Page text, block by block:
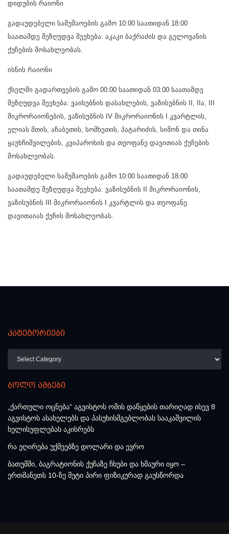
დიდუბის რაიონი
გადაუდებელი სამუშაოების გამო 10:00 საათიდან 18:00
საათამდე შეზღუდვა შეეხება: აკაკი ბაქრაძის და გელოვანის
ქუჩების მოსახლეობას.
ისნის რაიონი
ქსელში გადართვების გამო 00:00 საათიდან 03:00 საათამდე
შეზღუდვა შეეხება: ვაისუბნის დასახლების, ვაზისუბნის II, IIა, III
მიკრორაიონების, ვაზისუბნის IV მიკრორაიონის I კვარტლის,
ელიას მთის, აჩაბეთის, სომხეთის, პატარიძის, სიმონ და თინა
ყაუხჩიშვილების, კვიპაროსის და თეოფანე დავითიას ქუჩების
მოსახლეობას.
გადაუდებელი სამუშაოების გამო 10:00 საათიდან 18:00
საათამდე შეზღუდვა შეეხება: ვაზისუბნის II მიკრორაიონის,
ვაზისუბნის III მიკრორაიონის I კვარტლის და თეოფანე
დავითაიას ქუჩის მოსახლეობას.
კატეგორიები
ბოლო ამბები
„ქართული ოცნება“ აგვისტოს ომის დაწყების თარიღად ისევ 8
აგვისტოს ასახელებს და პასუხისმგებლობას სააკაშვილის
ხელისუფლებას აკისრებს
რა ეღირება უქმეებზე დოლარი და ევრო
ბათუმში, ბაგრატიონის ქუჩაზე ჩხუბი და ხმაური იყო –
ერთმანეთს 10-ზე მეტი პირი ფიზიკურად გაუსწორდა